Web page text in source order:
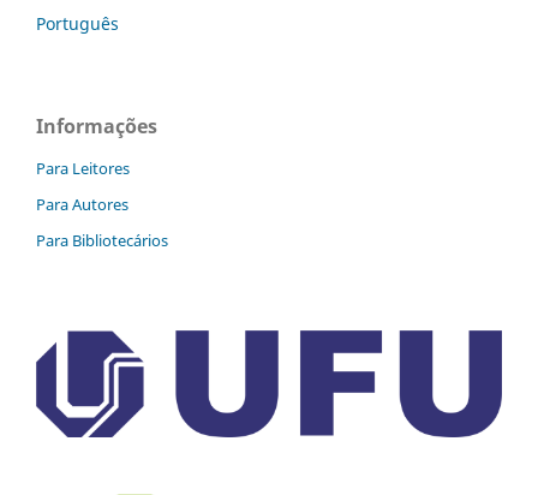
Português
Informações
Para Leitores
Para Autores
Para Bibliotecários